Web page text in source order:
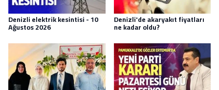
Denizli elektrik kesintisi - 10
Ağustos 2026
Denizli'de akaryakıt fiyatları
ne kadar oldu?